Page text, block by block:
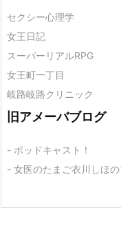
セクシー心理学
女王日記
スーパーリアルRPG
女王町一丁目
岐路岐路クリニック
旧アメーバブログ
- ポッドキャスト！
- 女医のたまご衣川しほ